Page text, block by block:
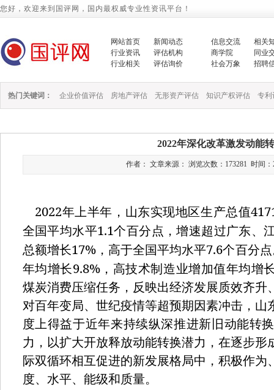
您好，欢迎来到国评网，国内最权威专业性资讯平台！
网站首页
新闻动态
行业资讯
评估机构
行业相关
评估询价
信息交流
相关
商学院
同业
社会万象
招聘
热门关键词： 企业价值评估 房地产评估 无形资产评估 知识产权评估 专利
2022年深化改革激发动能
作者： 文章来源： 浏览次数：173281 时间：
2022年上半年，山东实现地区生产总值
全国平均水平1.1个百分点，增速超过广东、
总额增长17%，高于全国平均水平7.6个百分
年均增长9.8%，高技术制造业增加值年均增
煤炭消费压缩任务，反映出经济发展质效齐升
对百年变局、世纪疫情等超预期因素冲击，山
度上得益于近年来持续纵深推进新旧动能转
力，以扩大开放释放动能转换潜力，在逐步形
际双循环相互促进的新发展格局中，积极作为
度、水平、能级和质量。